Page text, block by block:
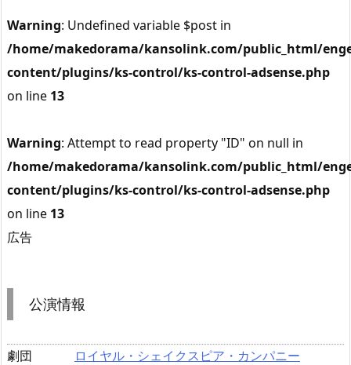
Warning: Undefined variable $post in
/home/makedorama/kansolink.com/public_html/
content/plugins/ks-control/ks-control-adsense.php
on line 13
Warning: Attempt to read property "ID" on null in
/home/makedorama/kansolink.com/public_html/
content/plugins/ks-control/ks-control-adsense.php
on line 13
広告
公演情報
劇団
ロイヤル・シェイクスピア・カンパニー